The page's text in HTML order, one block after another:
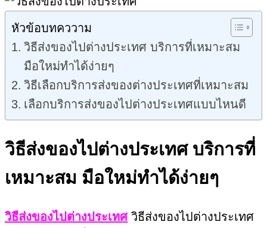
หัวข้อบทคววาม
วิธีส่งของไปต่างประเทศ บริการที่เหมาะสม
มือใหม่ทำได้ง่ายๆ
วิธีเลือกบริการส่งของต่างประเทศที่เหมาะสม
เลือกบริการส่งของไปต่างประเทศแบบไหนดี
วิธีส่งของไปต่างประเทศ บริการที่
เหมาะสม มือใหม่ทำได้ง่ายๆ
วิธีส่งของไปต่างประเทศวิธีส่งของไปต่างประเทศ